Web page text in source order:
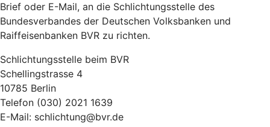
Brief oder E-Mail, an die Schlichtungsstelle des
Bundesverbandes der Deutschen Volksbanken und
Raiffeisenbanken BVR zu richten.
Schlichtungsstelle beim BVR
Schellingstrasse 4
10785 Berlin
Telefon (030) 2021 1639
E-Mail: schlichtung@bvr.de